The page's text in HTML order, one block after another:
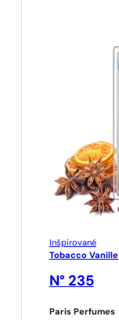
Inšpirované
Tobacco Vanille
N° 235
Paris Perfumes